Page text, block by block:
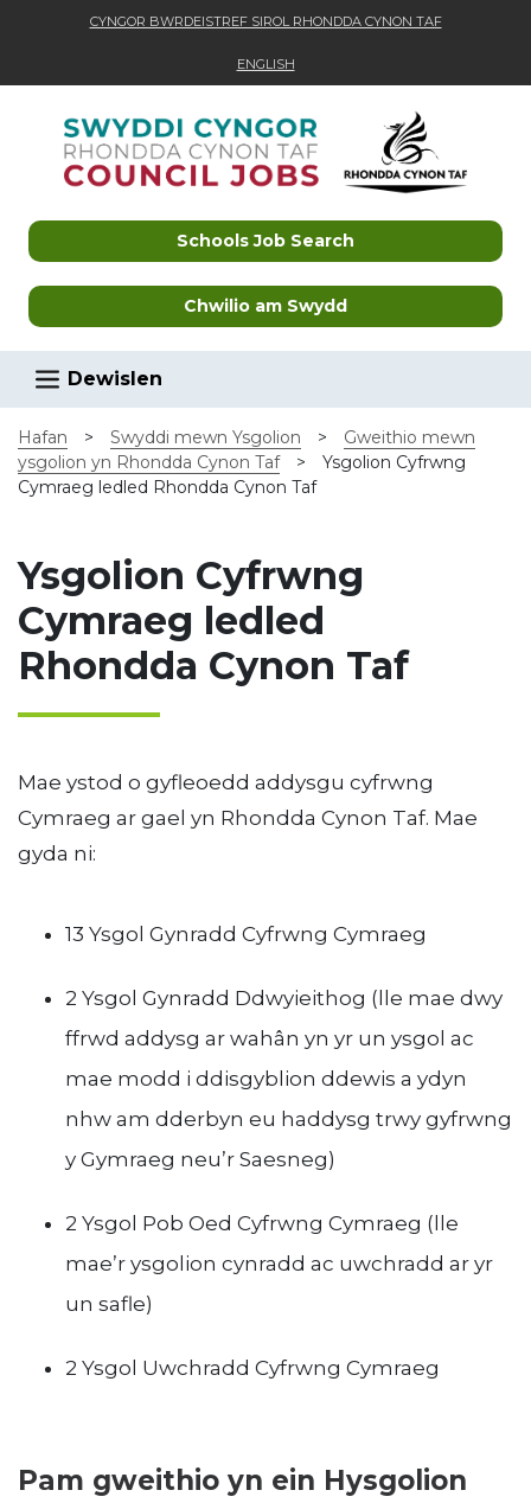
CYNGOR BWRDEISTREF SIROL RHONDDA CYNON TAF
ENGLISH
Schools Job Search
Chwilio am Swydd
Dewislen
Hafan > Swyddi mewn Ysgolion >
Gweithio mewn
ysgolion yn Rhondda Cynon Taf
>
Ysgolion Cyfrwng
Cymraeg ledled Rhondda Cynon Taf
Ysgolion Cyfrwng
Cymraeg ledled
Rhondda Cynon Taf
Mae ystod o gyfleoedd addysgu cyfrwng
Cymraeg ar gael yn Rhondda Cynon Taf. Mae
gyda ni:
13 Ysgol Gynradd Cyfrwng Cymraeg
2 Ysgol Gynradd Ddwyieithog (lle mae dwy
ffrwd addysg ar wahân yn yr un ysgol ac
mae modd i ddisgyblion ddewis a ydyn
nhw am dderbyn eu haddysg trwy gyfrwng
y Gymraeg neu’r Saesneg)
2 Ysgol Pob Oed Cyfrwng Cymraeg (lle
mae’r ysgolion cynradd ac uwchradd ar yr
un safle)
2 Ysgol Uwchradd Cyfrwng Cymraeg
Pam gweithio yn ein Hysgolion